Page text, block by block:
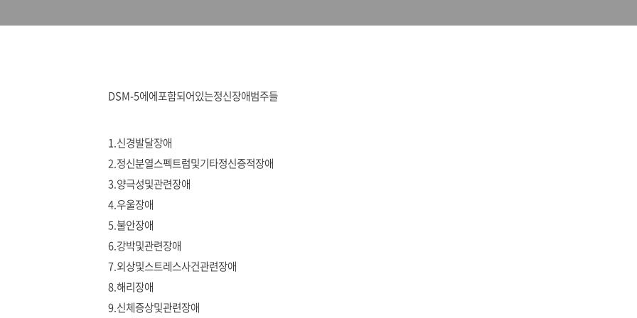
DSM-5에에포함되어있는정신장애범주들
1.신경발달장애
2.정신분열스펙트럼및기타정신증적장애
3.양극성및관련장애
4.우울장애
5.불안장애
6.강박및관련장애
7.외상및스트레스사건관련장애
8.해리장애
9.신체증상및관련장애